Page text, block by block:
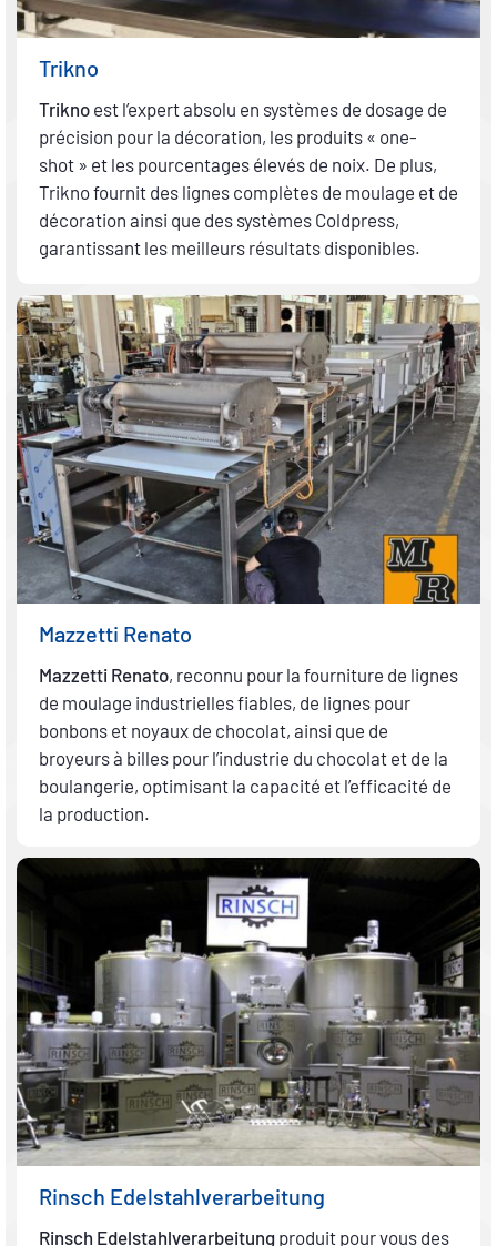
Trikno
Trikno est l’expert absolu en systèmes de dosage de
précision pour la décoration, les produits « one-
shot » et les pourcentages élevés de noix. De plus,
Trikno fournit des lignes complètes de moulage et de
décoration ainsi que des systèmes Coldpress,
garantissant les meilleurs résultats disponibles.
Mazzetti Renato
Mazzetti Renato, reconnu pour la fourniture de lignes
de moulage industrielles fiables, de lignes pour
bonbons et noyaux de chocolat, ainsi que de
broyeurs à billes pour l’industrie du chocolat et de la
boulangerie, optimisant la capacité et l’efficacité de
la production.
Rinsch Edelstahlverarbeitung
Rinsch Edelstahlverarbeitung produit pour vous des